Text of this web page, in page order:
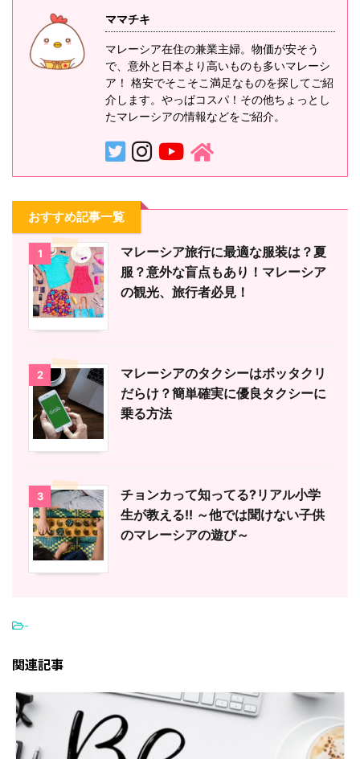
ママチキ
マレーシア在住の兼業主婦。物価が安そう
で、意外と日本より高いものも多いマレーシ
ア！ 格安でそこそこ満足なものを探してご紹
介します。やっぱコスパ！その他ちょっとし
たマレーシアの情報などをご紹介。
おすすめ記事一覧
1
マレーシア旅行に最適な服装は？夏
服？意外な盲点もあり！マレーシア
の観光、旅行者必見！
2
マレーシアのタクシーはボッタクリ
だらけ？簡単確実に優良タクシーに
乗る方法
3
チョンカって知ってる?リアル小学
生が教える!! ～他では聞けない子供
のマレーシアの遊び～
-
関連記事